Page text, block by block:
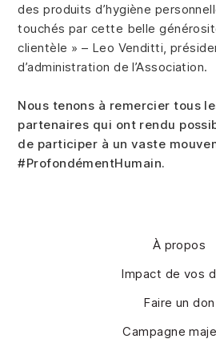
des produits d’hygiène
touchés par cette belle
clientèle » – Leo Venditti,
d’administration de l’Association.
Nous tenons à remercier tous
partenaires qui ont rendu
de participer à un vaste
#ProfondémentHumain.
À propos
Impact de vos
Faire un don
Campagne